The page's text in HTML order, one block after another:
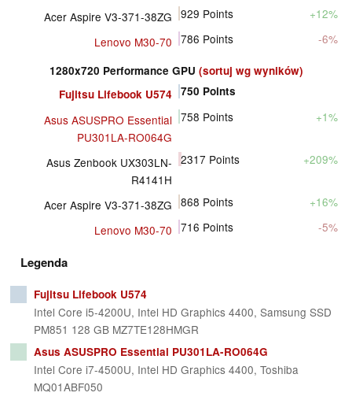
Acer Aspire V3-371-38ZG 929 Points
+12%
Lenovo M30-70 786 Points -6%
1280x720 Performance GPU (sortuj wg wyników)
Fujitsu Lifebook U574
750 Points
Asus ASUSPRO Essential
PU301LA-RO064G
758 Points +1%
Asus Zenbook UX303LN-
R4141H
2317 Points +209%
Acer Aspire V3-371-38ZG 868 Points
+16%
Lenovo M30-70 716 Points -5%
Legenda
Fujitsu Lifebook U574
Intel Core i5-4200U, Intel HD Graphics 4400, Samsung SSD
PM851 128 GB MZ7TE128HMGR
Asus ASUSPRO Essential PU301LA-RO064G
Intel Core i7-4500U, Intel HD Graphics 4400, Toshiba
MQ01ABF050